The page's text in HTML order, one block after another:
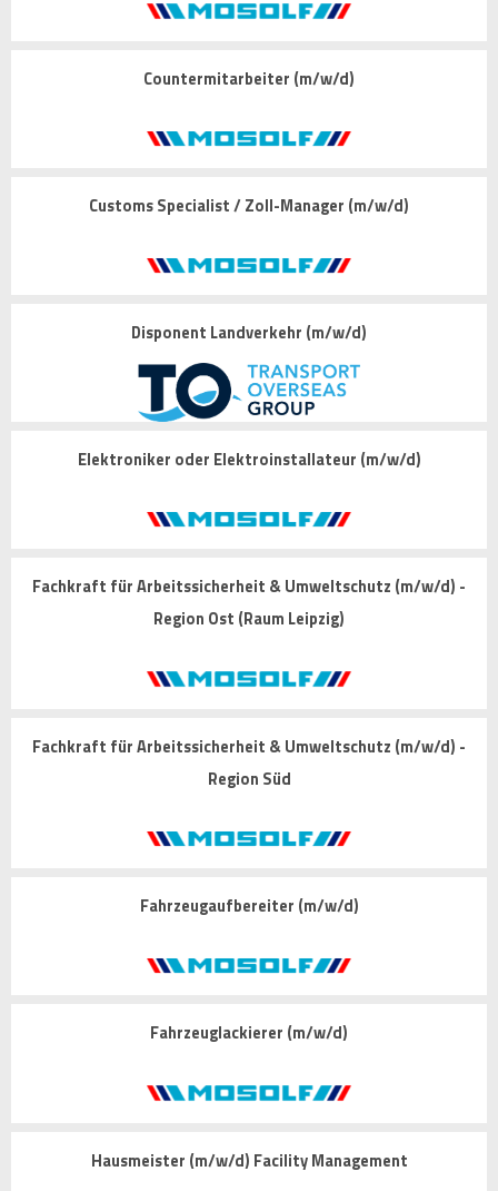
Countermitarbeiter (m/w/d)
Customs Specialist / Zoll-Manager (m/w/d)
Disponent Landverkehr (m/w/d)
Elektroniker oder Elektroinstallateur (m/w/d)
Fachkraft für Arbeitssicherheit & Umweltschutz (m/w/d) -
Region Ost (Raum Leipzig)
Fachkraft für Arbeitssicherheit & Umweltschutz (m/w/d) -
Region Süd
Fahrzeugaufbereiter (m/w/d)
Fahrzeuglackierer (m/w/d)
Hausmeister (m/w/d) Facility Management